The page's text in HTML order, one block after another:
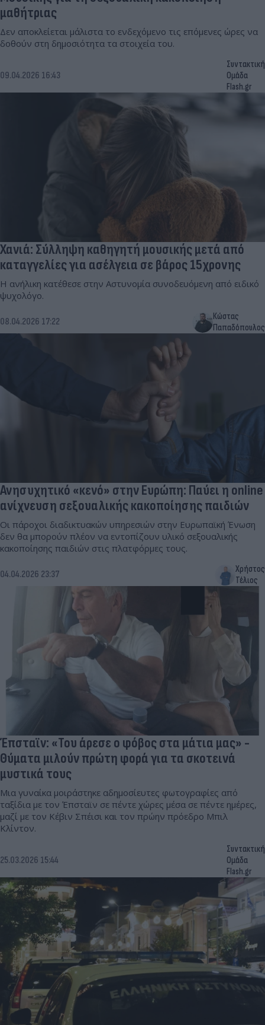
μαθήτριας
Δεν αποκλείεται μάλιστα το ενδεχόμενο τις επόμενες ώρες να
δοθούν στη δημοσιότητα τα στοιχεία του.
09.04.2026 16:43
Συντακτική
Ομάδα
Flash.gr
Χανιά: Σύλληψη καθηγητή μουσικής μετά από
καταγγελίες για ασέλγεια σε βάρος 15χρονης
Η ανήλικη κατέθεσε στην Αστυνομία συνοδευόμενη από ειδικό
ψυχολόγο.
08.04.2026 17:22
Κώστας
Παπαδόπουλος
Ανησυχητικό «κενό» στην Ευρώπη: Παύει η online
ανίχνευση σεξουαλικής κακοποίησης παιδιών
Οι πάροχοι διαδικτυακών υπηρεσιών στην Ευρωπαϊκή Ένωση
δεν θα μπορούν πλέον να εντοπίζουν υλικό σεξουαλικής
κακοποίησης παιδιών στις πλατφόρμες τους.
04.04.2026 23:37
Χρήστος
Τέλιος
Έπσταϊν: «Του άρεσε ο φόβος στα μάτια μας» -
Θύματα μιλούν πρώτη φορά για τα σκοτεινά
μυστικά τους
Μια γυναίκα μοιράστηκε αδημοσίευτες φωτογραφίες από
ταξίδια με τον Έπσταϊν σε πέντε χώρες μέσα σε πέντε ημέρες,
μαζί με τον Κέβιν Σπέισι και τον πρώην πρόεδρο Μπιλ
Κλίντον.
25.03.2026 15:44
Συντακτική
Ομάδα
Flash.gr